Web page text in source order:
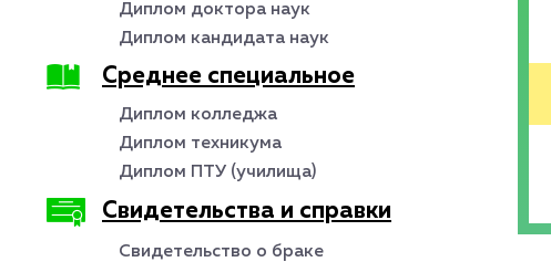
Диплом доктора наук
Диплом кандидата наук
Среднее специальное
Диплом колледжа
Диплом техникума
Диплом ПТУ (училища)
Свидетельства и справки
Свидетельство о браке